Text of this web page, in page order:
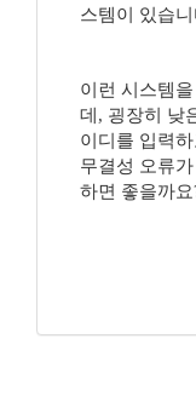
스템이 있습
이런 시스템
데, 굉장히 낮
이디를 입력
무결성 오류
하면 좋을까요